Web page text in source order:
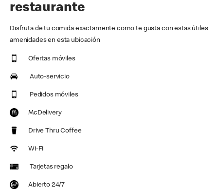
restaurante
Disfruta de tu comida exactamente como te gusta con estas útiles
amenidades en esta ubicación
Ofertas móviles
Auto-servicio
Pedidos móviles
McDelivery
Drive Thru Coffee
Wi-Fi
Tarjetas regalo
Abierto 24/7